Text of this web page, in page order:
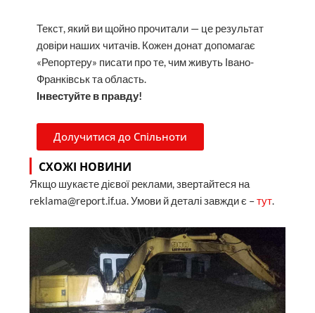
Текст, який ви щойно прочитали — це результат
довіри наших читачів. Кожен донат допомагає
«Репортеру» писати про те, чим живуть Івано-
Франківськ та область.
Інвестуйте в правду!
Долучитися до Спільноти
СХОЖІ НОВИНИ
Якщо шукаєте дієвої реклами, звертайтеся на
reklama@report.if.ua. Умови й деталі завжди є –тут.